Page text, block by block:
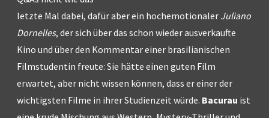
letzte Mal dabei, dafür aber ein hochemotionaler Juliano
Dornelles, der sich über das schon wieder ausverkaufte
Kino und über den Kommentar einer brasilianischen
Filmstudentin freute: Sie hätte einen guten Film
erwartet, aber nicht wissen können, dass er einer der
wichtigsten Filme in ihrer Studienzeit würde. Bacurau ist